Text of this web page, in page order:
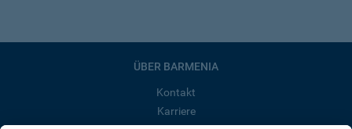
ÜBER BARMENIA
Kontakt
Karriere